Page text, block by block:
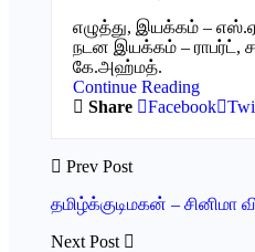
எழுத்து, இயக்கம் –
நடன இயக்கம் – ராபர்ட்,
கே.அஹ்மத்.
Continue Reading
Share
Facebook
Prev Post
தமிழ்க்குடிமகன் – சினிமா
Next Post